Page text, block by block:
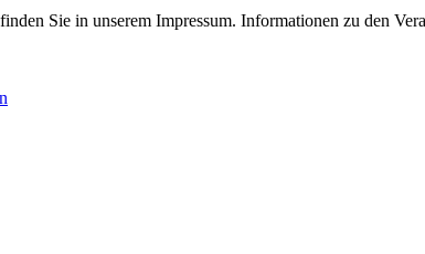
Sie in unserem Impressum. Informationen zu den